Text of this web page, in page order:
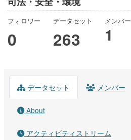
フォロワー
0
データセット
263
メンバー
1
データセット メンバー
About
アクティビティストリーム